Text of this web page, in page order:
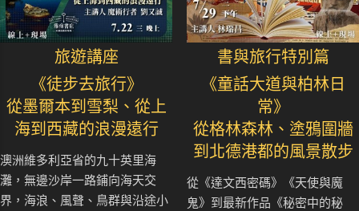
旅遊講座
《徒步去旅行》
從墨爾本到雪梨、從上
海到西藏的浪漫遠行
澳洲維多利亞省的九十英里海
灘，無邊沙岸一路鋪向海天交
界，海浪、風聲、鳥群與沿途小
書與旅行特別篇
《童話大道與柏林日
常》
從格林森林、塗鴉圍牆
到北德港都的風景散步
從《達文西密碼》《天使與魔
鬼》到最新作品《秘密中的秘